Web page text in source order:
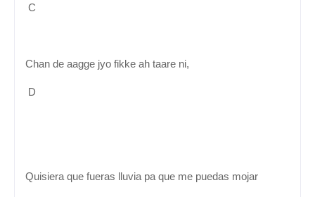
C
Chan de aagge jyo fikke ah taare ni,
D
Quisiera que fueras lluvia pa que me puedas mojar